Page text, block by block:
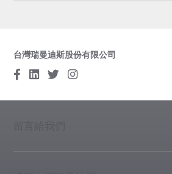
台灣瑞曼迪斯股份有限公司